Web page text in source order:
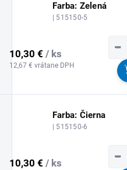
Farba: Zelená
| 515150-5
10,30 € / ks
12,67 € vrátane DPH
−
Farba: Čierna
| 515150-6
10,30 € / ks −